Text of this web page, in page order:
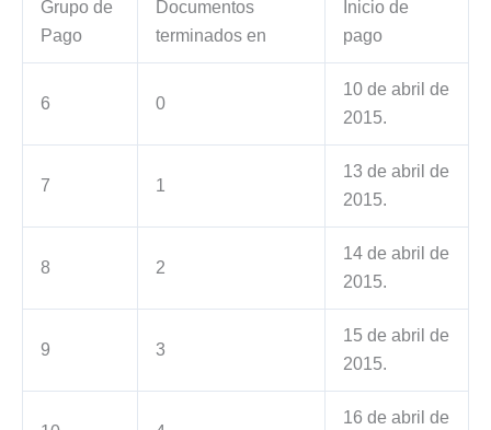
Grupo de
Pago
Documentos
terminados en
Inicio de
pago
6 0
10 de abril de
2015.
7 1
13 de abril de
2015.
8 2
14 de abril de
2015.
9 3
15 de abril de
2015.
16 de abril de